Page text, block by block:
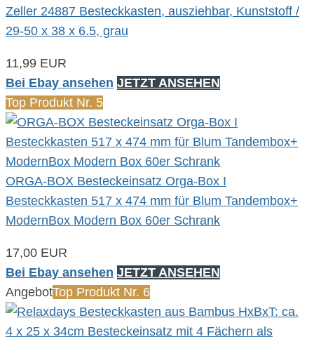
Zeller 24887 Besteckkasten, ausziehbar, Kunststoff /
29-50 x 38 x 6.5, grau
11,99 EUR
Bei Ebay ansehen JETZT ANSEHEN
Top Produkt Nr. 5
ORGA-BOX Besteckeinsatz Orga-Box I
Besteckkasten 517 x 474 mm für Blum Tandembox+
ModernBox Modern Box 60er Schrank
17,00 EUR
Bei Ebay ansehen JETZT ANSEHEN
AngebotTop Produkt Nr. 6